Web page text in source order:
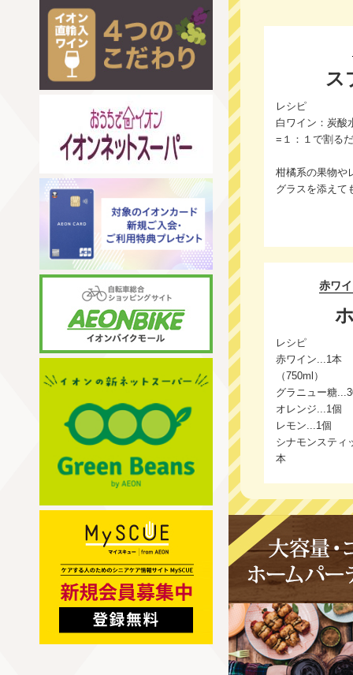
ス
レシピ
白ワイン：炭酸
=１：１で割る
柑橘系の果物や
グラスを添え
赤ワ
レシピ
赤ワイン...1本
（750ml）
グラニュー糖
オレンジ...1個
レモン...1個
シナモンスティ
本